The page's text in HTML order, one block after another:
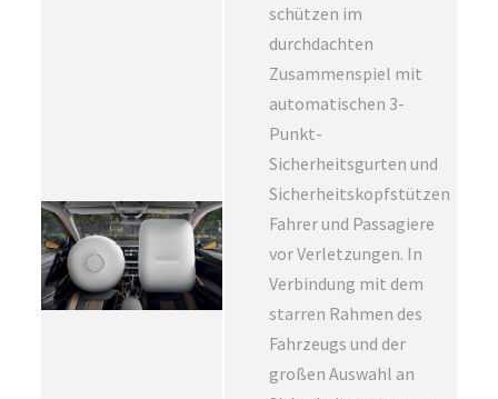
schützen im
durchdachten
Zusammenspiel mit
automatischen 3-
Punkt-
Sicherheitsgurten und
Sicherheitskopfstützen
Fahrer und Passagiere
vor Verletzungen. In
Verbindung mit dem
starren Rahmen des
Fahrzeugs und der
großen Auswahl an